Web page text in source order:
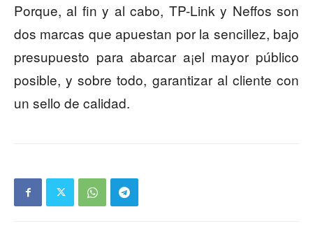
Porque, al fin y al cabo, TP-Link y Neffos son
dos marcas que apuestan por la sencillez, bajo
presupuesto para abarcar a¡el mayor público
posible, y sobre todo, garantizar al cliente con
un sello de calidad.